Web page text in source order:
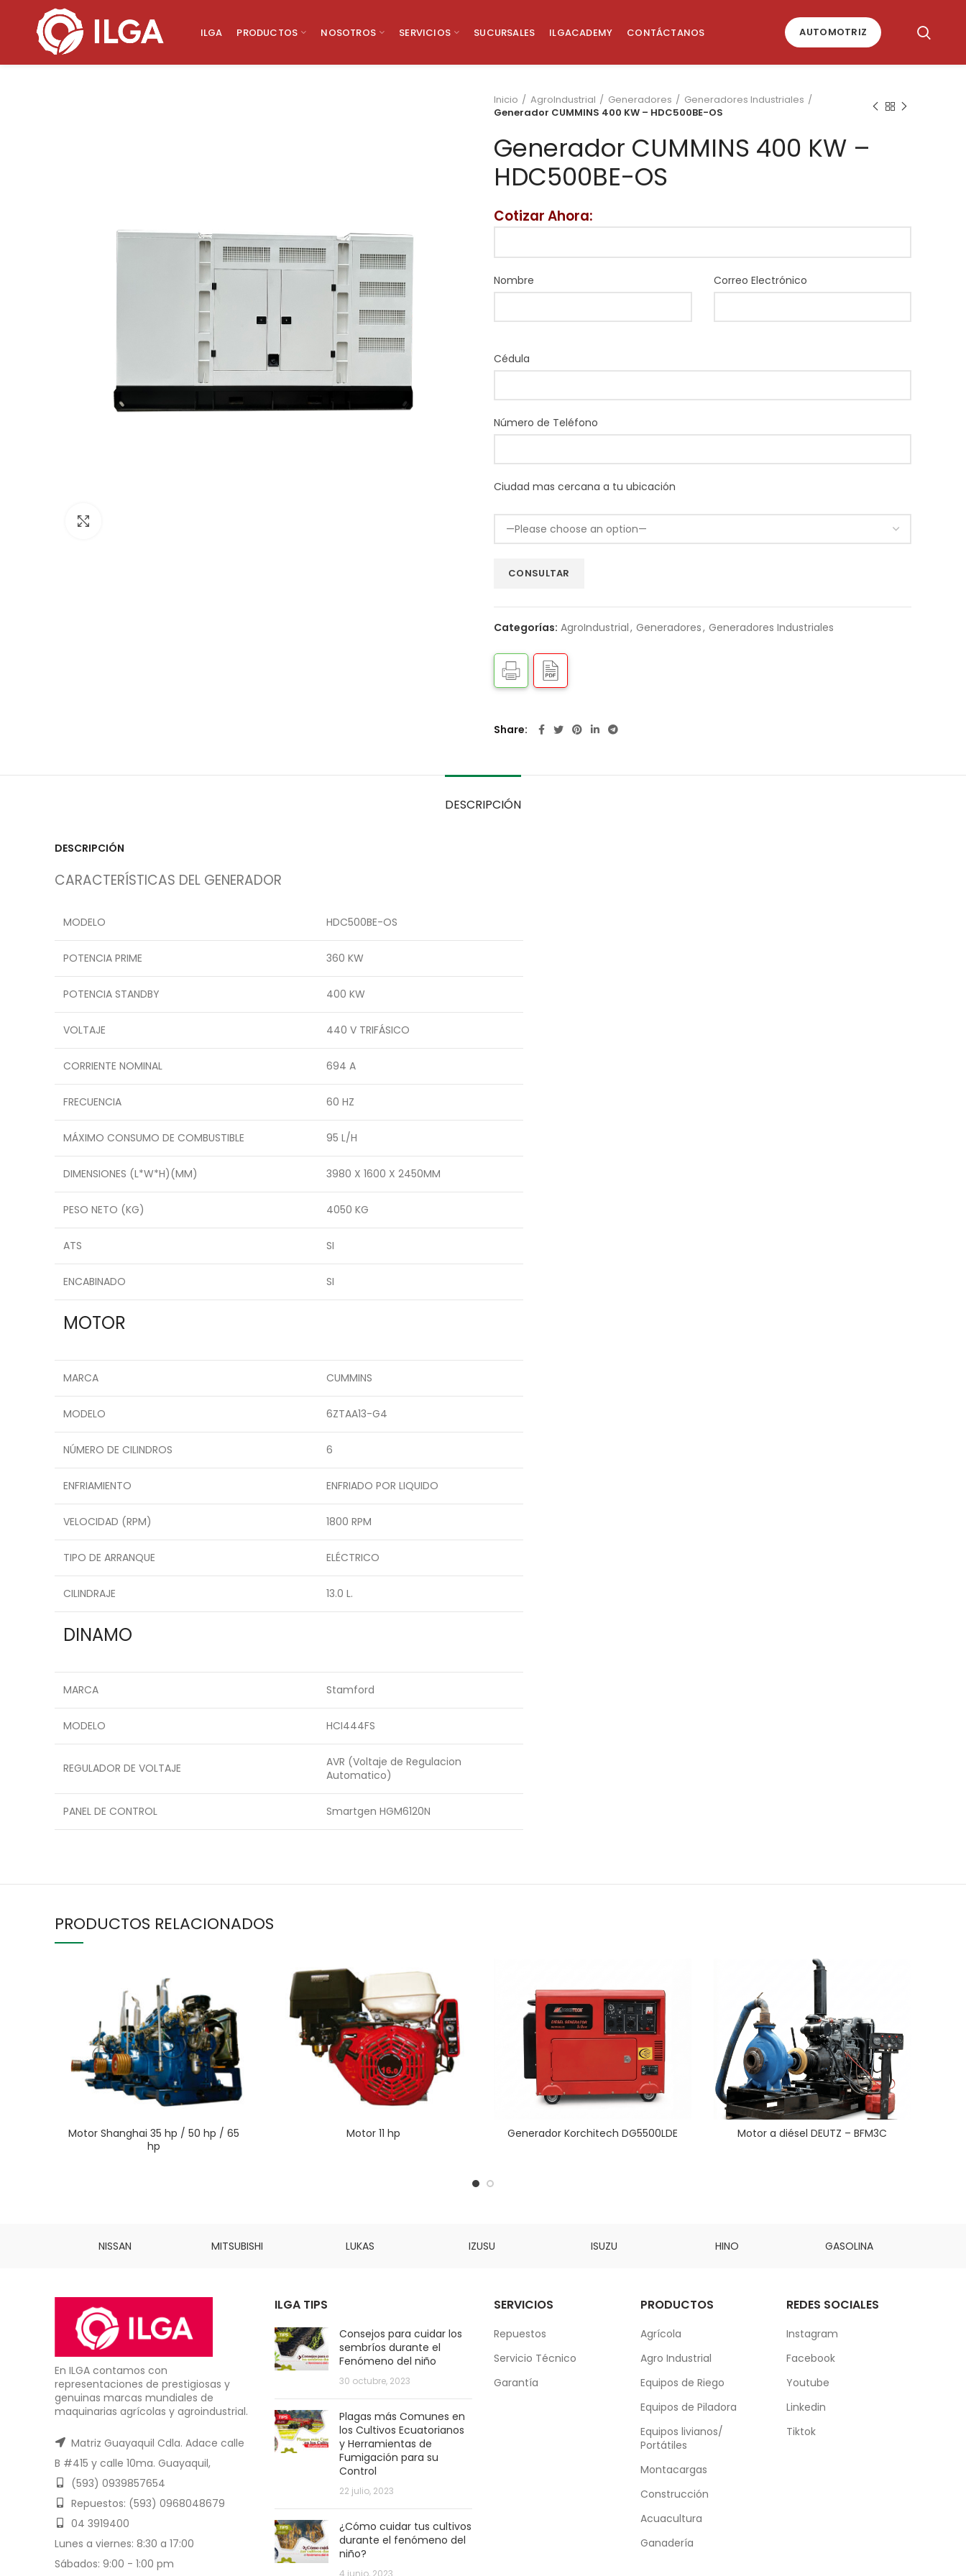
ILGA PRODUCTOS NOSOTROS SERVICIOS SUCURSALES ILGACADEMY CONTÁCTANOS AUTOMOTRIZ
Inicio AgroIndustrial Generadores
Generadores Industriales
Generador CUMMINS 400 KW – HDC500BE-OS
Generador CUMMINS 400 KW –
HDC500BE-OS
Cotizar Ahora:
Nombre Correo Electrónico
Cédula
Número de Teléfono
Ciudad mas cercana a tu ubicación
Categorías: AgroIndustrial, Generadores, Generadores Industriales
Share
DESCRIPCIÓN
DESCRIPCIÓN
CARACTERÍSTICAS DEL GENERADOR
MODELO HDC500BE-OS
POTENCIA PRIME 360 KW
POTENCIA STANDBY 400 KW
VOLTAJE 440 V TRIFÁSICO
CORRIENTE NOMINAL 694 A
FRECUENCIA 60 HZ
MÁXIMO CONSUMO DE COMBUSTIBLE 95 L/H
DIMENSIONES (L*W*H)(MM) 3980 X 1600 X 2450MM
PESO NETO (KG) 4050 KG
ATS SI
ENCABINADO SI
MOTOR
MARCA CUMMINS
MODELO 6ZTAA13-G4
NÚMERO DE CILINDROS 6
ENFRIAMIENTO ENFRIADO POR LIQUIDO
VELOCIDAD (RPM) 1800 RPM
TIPO DE ARRANQUE ELÉCTRICO
CILINDRAJE 13.0 L.
DINAMO
MARCA Stamford
MODELO HCI444FS
REGULADOR DE VOLTAJE
AVR (Voltaje de Regulacion
Automatico)
PANEL DE CONTROL Smartgen HGM6120N
PRODUCTOS RELACIONADOS
Motor Shanghai 35 hp / 50 hp / 65
hp
Motor 11 hp Generador Korchitech DG5500LDE Motor a diésel DEUTZ – BFM3C
NISSAN MITSUBISHI LUKAS IZUSU ISUZU HINO GASOLINA
En ILGA contamos con
representaciones de prestigiosas y
genuinas marcas mundiales de
maquinarias agrícolas y agroindustrial.
Matriz Guayaquil Cdla. Adace calle
B #415 y calle 10ma. Guayaquil,
(593) 0939857654
Repuestos: (593) 0968048679
04 3919400
Lunes a viernes: 8:30 a 17:00
Sábados: 9:00 - 1:00 pm
ILGA TIPS
Consejos para cuidar los
sembríos durante el
Fenómeno del niño
30 octubre, 2023
Plagas más Comunes en
los Cultivos Ecuatorianos
y Herramientas de
Fumigación para su
Control
22 julio, 2023
¿Cómo cuidar tus cultivos
durante el fenómeno del
niño?
4 junio, 2023
SERVICIOS
Repuestos
Servicio Técnico
Garantía
PRODUCTOS
Agrícola
Agro Industrial
Equipos de Riego
Equipos de Piladora
Equipos livianos/
Portátiles
Montacargas
Construcción
Acuacultura
Ganadería
REDES SOCIALES
Instagram
Facebook
Youtube
Linkedin
Tiktok